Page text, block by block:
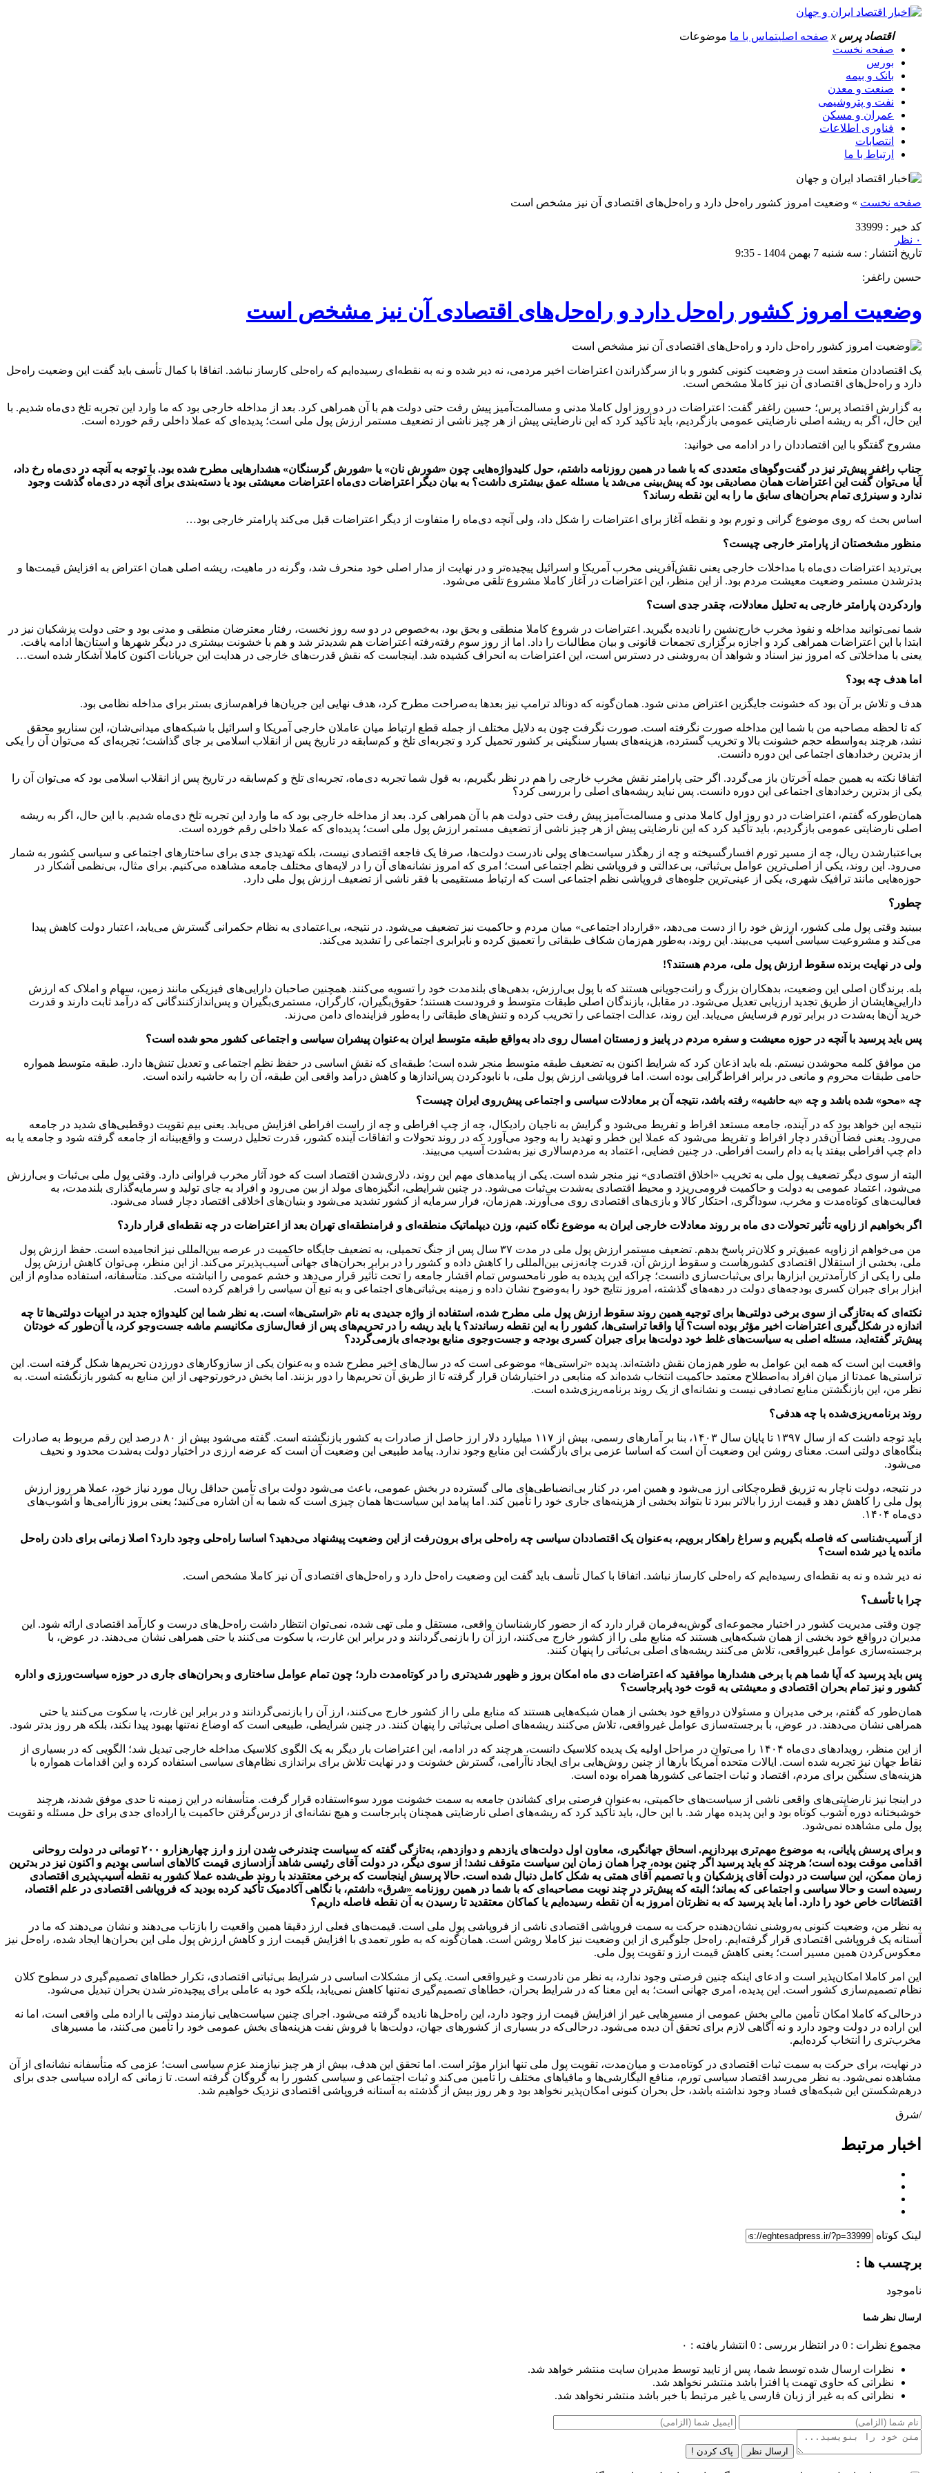
اقتصاد پرس x صفحه اصلیتماس با ما موضوعات
صفحه نخست
بورس
بانک و بیمه
صنعت و معدن
نفت و پتروشیمی
عمران و مسکن
فناوری اطلاعات
انتصابات
ارتباط با ما
صفحه نخست » وضعیت امروز کشور راه‌حل دارد و راه‌حل‌های اقتصادی آن نیز مشخص است
کد خبر : 33999
۰ نظر
تاریخ انتشار : سه شنبه 7 بهمن 1404 - 9:35
حسین راغفر:
وضعیت امروز کشور راه‌حل دارد و راه‌حل‌های اقتصادی آن نیز مشخص است
یک اقتصاددان متعقد است در وضعیت کنونی کشور و با از سرگذراندن اعتراضات اخیر مردمی، نه دیر شده و نه به نقطه‌ای رسیده‌ایم که راه‌حلی کارساز نباشد. اتفاقا با کمال تأسف باید گفت این وضعیت راه‌حل
دارد و راه‌حل‌های اقتصادی آن نیز کاملا مشخص است.
به گزارش اقتصاد پرس؛ حسین راغفر گفت: اعتراضات در دو روز اول کاملا مدنی و مسالمت‌آمیز پیش رفت حتی دولت هم با آن همراهی کرد. بعد از مداخله خارجی بود که ما وارد این تجربه تلخ دی‌ماه شدیم. با
این حال، اگر به ریشه اصلی نارضایتی عمومی بازگردیم، باید تأکید کرد که این نارضایتی پیش از هر چیز ناشی از تضعیف مستمر ارزش پول ملی است؛ پدیده‌ای که عملا داخلی رقم خورده است.
مشروح گفتگو با این اقتصاددان را در ادامه می خوانید:
جناب راغفر پیش‌تر نیز در گفت‌وگوهای متعددی که با شما در همین روزنامه داشتم، حول کلیدواژه‌هایی چون «شورش نان» یا «شورش گرسنگان» هشدارهایی مطرح شده بود. با توجه به آنچه در دی‌ماه رخ داد،
آیا می‌توان گفت این اعتراضات همان مصادیقی بود که پیش‌بینی می‌شد یا مسئله عمق بیشتری داشت؟ به بیان دیگر اعتراضات دی‌ماه اعتراضات معیشتی بود یا دسته‌بندی برای آنچه در دی‌ماه گذشت وجود
ندارد و سینرژی تمام بحران‌های سابق ما را به این نقطه رساند؟
اساس بحث که روی موضوع گرانی و تورم بود و نقطه آغاز برای اعتراضات را شکل داد، ولی آنچه دی‌ماه را متفاوت از دیگر اعتراضات قبل می‌کند پارامتر خارجی بود…
منظور مشخصتان از پارامتر خارجی چیست؟
بی‌تردید اعتراضات دی‌ماه با مداخلات خارجی یعنی نقش‌آفرینی مخرب آمریکا و اسرائیل پیچیده‌تر و در نهایت از مدار اصلی خود منحرف شد، وگرنه در ماهیت، ریشه اصلی همان اعتراض به افزایش قیمت‌ها و
بدترشدن مستمر وضعیت معیشت مردم بود. از این منظر، این اعتراضات در آغاز کاملا مشروع تلقی می‌شود.
واردکردن پارامتر خارجی به تحلیل معادلات، چقدر جدی است؟
شما نمی‌توانید مداخله و نفوذ مخرب خارج‌نشین را نادیده بگیرید. اعتراضات در شروع کاملا منطقی و بحق بود، به‌خصوص در دو سه روز نخست، رفتار معترضان منطقی و مدنی بود و حتی دولت پزشکیان نیز در
ابتدا با این اعتراضات همراهی کرد و اجازه برگزاری تجمعات قانونی و بیان مطالبات را داد. اما از روز سوم رفته‌رفته اعتراضات هم شدیدتر شد و هم با خشونت بیشتری در دیگر شهرها و استان‌ها ادامه یافت.
یعنی با مداخلاتی که امروز نیز اسناد و شواهد آن به‌روشنی در دسترس است، این اعتراضات به انحراف کشیده شد. اینجاست که نقش قدرت‌های خارجی در هدایت این جریانات اکنون کاملا آشکار شده است…
اما هدف چه بود؟
هدف و تلاش بر آن بود که خشونت جایگزین اعتراض مدنی شود. همان‌گونه که دونالد ترامپ نیز بعدها به‌صراحت مطرح کرد، هدف نهایی این جریان‌ها فراهم‌سازی بستر برای مداخله نظامی بود.
که تا لحظه مصاحبه من با شما این مداخله صورت نگرفته است. صورت نگرفت چون به دلایل مختلف از جمله قطع ارتباط میان عاملان خارجی آمریکا و اسرائیل با شبکه‌های میدانی‌شان، این سناریو محقق
نشد، هرچند به‌واسطه حجم خشونت بالا و تخریب گسترده، هزینه‌های بسیار سنگینی بر کشور تحمیل کرد و تجربه‌ای تلخ و کم‌سابقه در تاریخ پس از انقلاب اسلامی بر جای گذاشت؛ تجربه‌ای که می‌توان آن را یکی
از بدترین رخدادهای اجتماعی این دوره دانست.
اتفاقا نکته به همین جمله آخرتان باز می‌گردد. اگر حتی پارامتر نقش مخرب خارجی را هم در نظر بگیریم، به قول شما تجربه دی‌ماه، تجربه‌ای تلخ و کم‌سابقه در تاریخ پس از انقلاب اسلامی بود که می‌توان آن را
یکی از بدترین رخدادهای اجتماعی این دوره دانست. پس نباید ریشه‌های اصلی را بررسی کرد؟
همان‌طورکه گفتم، اعتراضات در دو روز اول کاملا مدنی و مسالمت‌آمیز پیش رفت حتی دولت هم با آن همراهی کرد. بعد از مداخله خارجی بود که ما وارد این تجربه تلخ دی‌ماه شدیم. با این حال، اگر به ریشه
اصلی نارضایتی عمومی بازگردیم، باید تأکید کرد که این نارضایتی پیش از هر چیز ناشی از تضعیف مستمر ارزش پول ملی است؛ پدیده‌ای که عملا داخلی رقم خورده است.
بی‌اعتبارشدن ریال، چه از مسیر تورم افسارگسیخته و چه از رهگذر سیاست‌های پولی نادرست دولت‌ها، صرفا یک فاجعه اقتصادی نیست، بلکه تهدیدی جدی برای ساختارهای اجتماعی و سیاسی کشور به شمار
می‌رود. این روند، یکی از اصلی‌ترین عوامل بی‌ثباتی، بی‌عدالتی و فروپاشی نظم اجتماعی است؛ امری که امروز نشانه‌های آن را در لایه‌های مختلف جامعه مشاهده می‌کنیم. برای مثال، بی‌نظمی آشکار در
حوزه‌هایی مانند ترافیک شهری، یکی از عینی‌ترین جلوه‌های فروپاشی نظم اجتماعی است که ارتباط مستقیمی با فقر ناشی از تضعیف ارزش پول ملی دارد.
چطور؟
ببینید وقتی پول ملی کشور، ارزش خود را از دست می‌دهد، «قرارداد اجتماعی» میان مردم و حاکمیت نیز تضعیف می‌شود. در نتیجه، بی‌اعتمادی به نظام حکمرانی گسترش می‌یابد، اعتبار دولت کاهش پیدا
می‌کند و مشروعیت سیاسی آسیب می‌بیند. این روند، به‌طور هم‌زمان شکاف طبقاتی را تعمیق کرده و نابرابری اجتماعی را تشدید می‌کند.
ولی در نهایت برنده سقوط ارزش پول ملی، مردم هستند؟!
بله. برندگان اصلی این وضعیت، بدهکاران بزرگ و رانت‌جویانی هستند که با پول بی‌ارزش، بدهی‌های بلندمدت خود را تسویه می‌کنند. همچنین صاحبان دارایی‌های فیزیکی مانند زمین، سهام و املاک که ارزش
دارایی‌هایشان از طریق تجدید ارزیابی تعدیل می‌شود. در مقابل، بازندگان اصلی طبقات متوسط و فرودست هستند؛ حقوق‌بگیران، کارگران، مستمری‌بگیران و پس‌اندازکنندگانی که درآمد ثابت دارند و قدرت
خرید آن‌ها به‌شدت در برابر تورم فرسایش می‌یابد. این روند، عدالت اجتماعی را تخریب کرده و تنش‌های طبقاتی را به‌طور فزاینده‌ای دامن می‌زند.
پس باید پرسید با آنچه در حوزه معیشت و سفره مردم در پاییز و زمستان امسال روی داد به‌واقع طبقه متوسط ایران به‌عنوان پیشران سیاسی و اجتماعی کشور محو شده است؟
من موافق کلمه محوشدن نیستم. بله باید اذعان کرد که شرایط اکنون به تضعیف طبقه متوسط منجر شده است؛ طبقه‌ای که نقش اساسی در حفظ نظم اجتماعی و تعدیل تنش‌ها دارد. طبقه متوسط همواره
حامی طبقات محروم و مانعی در برابر افراط‌گرایی بوده است. اما فروپاشی ارزش پول ملی، با نابودکردن پس‌اندازها و کاهش درآمد واقعی این طبقه، آن را به حاشیه رانده است.
چه «محو» شده باشد و چه «به حاشیه» رفته باشد، نتیجه آن بر معادلات سیاسی و اجتماعی پیش‌روی ایران چیست؟
نتیجه این خواهد بود که در آینده، جامعه مستعد افراط و تفریط می‌شود و گرایش به ناجیان رادیکال، چه از چپ افراطی و چه از راست افراطی افزایش می‌یابد. یعنی بیم تقویت دوقطبی‌های شدید در جامعه
می‌رود. یعنی فضا آن‌قدر دچار افراط و تفریط می‌شود که عملا این خطر و تهدید را به وجود می‌آورد که در روند تحولات و اتفاقات آینده کشور، قدرت تحلیل درست و واقع‌بینانه از جامعه گرفته شود و جامعه یا به
دام چپ افراطی بیفتد یا به دام راست افراطی. در چنین فضایی، اعتماد به مردم‌سالاری نیز به‌شدت آسیب می‌بیند.
البته از سوی دیگر تضعیف پول ملی به تخریب «اخلاق اقتصادی» نیز منجر شده است. یکی از پیامدهای مهم این روند، دلاری‌شدن اقتصاد است که خود آثار مخرب فراوانی دارد. وقتی پول ملی بی‌ثبات و بی‌ارزش
می‌شود، اعتماد عمومی به دولت و حاکمیت فرومی‌ریزد و محیط اقتصادی به‌شدت بی‌ثبات می‌شود. در چنین شرایطی، انگیزه‌های مولد از بین می‌رود و افراد به جای تولید و سرمایه‌گذاری بلندمدت، به
فعالیت‌های کوتاه‌مدت و مخرب، سوداگری، احتکار کالا و بازی‌های اقتصادی روی می‌آورند. هم‌زمان، فرار سرمایه از کشور تشدید می‌شود و بنیان‌های اخلاقی اقتصاد دچار فساد می‌شود.
اگر بخواهیم از زاویه تأثیر تحولات دی ماه بر روند معادلات خارجی ایران به موضوع نگاه کنیم، وزن دیپلماتیک منطقه‌ای و فرامنطقه‌ای تهران بعد از اعتراضات در چه نقطه‌ای قرار دارد؟
من می‌خواهم از زاویه عمیق‌تر و کلان‌تر پاسخ بدهم. تضعیف مستمر ارزش پول ملی در مدت ۳۷ سال پس از جنگ تحمیلی، به تضعیف جایگاه حاکمیت در عرصه بین‌المللی نیز انجامیده است. حفظ ارزش پول
ملی، بخشی از استقلال اقتصادی کشورهاست و سقوط ارزش آن، قدرت چانه‌زنی بین‌المللی را کاهش داده و کشور را در برابر بحران‌های جهانی آسیب‌پذیرتر می‌کند. از این منظر، می‌توان کاهش ارزش پول
ملی را یکی از کارآمدترین ابزارها برای بی‌ثبات‌سازی دانست؛ چراکه این پدیده به طور نامحسوس تمام اقشار جامعه را تحت تأثیر قرار می‌دهد و خشم عمومی را انباشته می‌کند. متأسفانه، استفاده مداوم از این
ابزار برای جبران کسری بودجه‌های دولت در دهه‌های گذشته، امروز نتایج خود را به‌وضوح نشان داده و زمینه بی‌ثباتی‌های اجتماعی و به تبع آن سیاسی را فراهم کرده است.
نکته‌ای که به‌تازگی از سوی برخی دولتی‌ها برای توجیه همین روند سقوط ارزش پول ملی مطرح شده، استفاده از واژه جدیدی به نام «تراستی‌ها» است. به نظر شما این کلیدواژه جدید در ادبیات دولتی‌ها تا چه
اندازه در شکل‌گیری اعتراضات اخیر مؤثر بوده است؟ آیا واقعا تراستی‌ها، کشور را به این نقطه رساندند؟ یا باید ریشه را در تحریم‌های پس از فعال‌سازی مکانیسم ماشه جست‌وجو کرد، یا آن‌طور که خودتان
پیش‌تر گفته‌اید، مسئله اصلی به سیاست‌های غلط خود دولت‌ها برای جبران کسری بودجه و جست‌وجوی منابع بودجه‌ای بازمی‌گردد؟
واقعیت این است که همه این عوامل به طور هم‌زمان نقش داشته‌اند. پدیده «تراستی‌ها» موضوعی است که در سال‌های اخیر مطرح شده و به‌عنوان یکی از سازوکارهای دورزدن تحریم‌ها شکل گرفته است. این
تراستی‌ها عمدتا از میان افراد به‌اصطلاح معتمد حاکمیت انتخاب شده‌اند که منابعی در اختیارشان قرار گرفته تا از طریق آن تحریم‌ها را دور بزنند. اما بخش درخورتوجهی از این منابع به کشور بازنگشته است. به
نظر من، این بازنگشتن منابع تصادفی نیست و نشانه‌ای از یک روند برنامه‌ریزی‌شده است.
روند برنامه‌ریزی‌شده با چه هدفی؟
باید توجه داشت که از سال ۱۳۹۷ تا پایان سال ۱۴۰۳، بنا بر آمارهای رسمی، بیش از ۱۱۷ میلیارد دلار ارز حاصل از صادرات به کشور بازنگشته است. گفته می‌شود بیش از ۸۰ درصد این رقم مربوط به صادرات
بنگاه‌های دولتی است. معنای روشن این وضعیت آن است که اساسا عزمی برای بازگشت این منابع وجود ندارد. پیامد طبیعی این وضعیت آن است که عرضه ارزی در اختیار دولت به‌شدت محدود و نحیف
می‌شود.
در نتیجه، دولت ناچار به تزریق قطره‌چکانی ارز می‌شود و همین امر، در کنار بی‌انضباطی‌های مالی گسترده در بخش عمومی، باعث می‌شود دولت برای تأمین حداقل ریال مورد نیاز خود، عملا هر روز ارزش
پول ملی را کاهش دهد و قیمت ارز را بالاتر ببرد تا بتواند بخشی از هزینه‌های جاری خود را تأمین کند. اما پیامد این سیاست‌ها همان چیزی است که شما به آن اشاره می‌کنید؛ یعنی بروز ناآرامی‌ها و آشوب‌های
دی‌ماه ۱۴۰۴.
از آسیب‌شناسی که فاصله بگیریم و سراغ راهکار برویم، به‌عنوان یک اقتصاددان سیاسی چه راه‌حلی برای برون‌رفت از این وضعیت پیشنهاد می‌دهید؟ اساسا راه‌حلی وجود دارد؟ اصلا زمانی برای دادن راه‌حل
مانده یا دیر شده است؟
نه دیر شده و نه به نقطه‌ای رسیده‌ایم که راه‌حلی کارساز نباشد. اتفاقا با کمال تأسف باید گفت این وضعیت راه‌حل دارد و راه‌حل‌های اقتصادی آن نیز کاملا مشخص است.
چرا با تأسف؟
چون وقتی مدیریت کشور در اختیار مجموعه‌ای گوش‌به‌فرمان قرار دارد که از حضور کارشناسان واقعی، مستقل و ملی تهی شده، نمی‌توان انتظار داشت راه‌حل‌های درست و کارآمد اقتصادی ارائه شود. این
مدیران درواقع خود بخشی از همان شبکه‌هایی هستند که منابع ملی را از کشور خارج می‌کنند، ارز آن را بازنمی‌گردانند و در برابر این غارت، یا سکوت می‌کنند یا حتی همراهی نشان می‌دهند. در عوض، با
برجسته‌سازی عوامل غیرواقعی، تلاش می‌کنند ریشه‌های اصلی بی‌ثباتی را پنهان کنند.
پس باید پرسید که آیا شما هم با برخی هشدارها موافقید که اعتراضات دی ماه امکان بروز و ظهور شدیدتری را در کوتاه‌مدت دارد؛ چون تمام عوامل ساختاری و بحران‌های جاری در حوزه سیاست‌ورزی و اداره
کشور و نیز تمام بحران اقتصادی و معیشتی به قوت خود پابرجاست؟
همان‌طور که گفتم، برخی مدیران و مسئولان درواقع خود بخشی از همان شبکه‌هایی هستند که منابع ملی را از کشور خارج می‌کنند، ارز آن را بازنمی‌گردانند و در برابر این غارت، یا سکوت می‌کنند یا حتی
همراهی نشان می‌دهند. در عوض، با برجسته‌سازی عوامل غیرواقعی، تلاش می‌کنند ریشه‌های اصلی بی‌ثباتی را پنهان کنند. در چنین شرایطی، طبیعی است که اوضاع نه‌تنها بهبود پیدا نکند، بلکه هر روز بدتر شود.
از این منظر، رویدادهای دی‌ماه ۱۴۰۴ را می‌توان در مراحل اولیه یک پدیده کلاسیک دانست، هرچند که در ادامه، این اعتراضات بار دیگر به یک الگوی کلاسیک مداخله خارجی تبدیل شد؛ الگویی که در بسیاری از
نقاط جهان نیز تجربه شده است. ایالات متحده آمریکا بارها از چنین روش‌هایی برای ایجاد ناآرامی، گسترش خشونت و در نهایت تلاش برای براندازی نظام‌های سیاسی استفاده کرده و این اقدامات همواره با
هزینه‌های سنگین برای مردم، اقتصاد و ثبات اجتماعی کشورها همراه بوده است.
در اینجا نیز نارضایتی‌های واقعی ناشی از سیاست‌های حاکمیتی، به‌عنوان فرصتی برای کشاندن جامعه به سمت خشونت مورد سوءاستفاده قرار گرفت. متأسفانه در این زمینه تا حدی موفق شدند، هرچند
خوشبختانه دوره آشوب کوتاه بود و این پدیده مهار شد. با این حال، باید تأکید کرد که ریشه‌های اصلی نارضایتی همچنان پابرجاست و هیچ نشانه‌ای از درس‌گرفتن حاکمیت یا اراده‌ای جدی برای حل مسئله و تقویت
پول ملی مشاهده نمی‌شود.
و برای پرسش پایانی، به موضوع مهم‌تری بپردازیم. اسحاق جهانگیری، معاون اول دولت‌های یازدهم و دوازدهم، به‌تازگی گفته که سیاست چندنرخی شدن ارز و ارز چهارهزارو ۲۰۰ تومانی در دولت روحانی
اقدامی موقت بوده است؛ هرچند که باید پرسید اگر چنین بوده، چرا همان زمان این سیاست متوقف نشد! از سوی دیگر، در دولت آقای رئیسی شاهد آزادسازی قیمت کالاهای اساسی بودیم و اکنون نیز در بدترین
زمان ممکن، این سیاست در دولت آقای پزشکیان و با تصمیم آقای همتی به شکل کامل دنبال شده است. حالا پرسش اینجاست که برخی معتقدند با روند طی‌شده عملا کشور به نقطه آسیب‌پذیری اقتصادی
رسیده است و حالا سیاسی و اجتماعی که بماند؛ البته که پیش‌تر در چند نوبت مصاحبه‌ای که با شما در همین روزنامه «شرق» داشتم، با نگاهی آکادمیک تأکید کرده بودید که فروپاشی اقتصادی در علم اقتصاد،
اقتضائات خاص خود را دارد. اما باید پرسید که به نظرتان امروز به آن نقطه رسیده‌ایم یا کماکان معتقدید تا رسیدن به آن نقطه فاصله داریم؟
به نظر من، وضعیت کنونی به‌روشنی نشان‌دهنده حرکت به سمت فروپاشی اقتصادی ناشی از فروپاشی پول ملی است. قیمت‌های فعلی ارز دقیقا همین واقعیت را بازتاب می‌دهند و نشان می‌دهند که ما در
آستانه یک فروپاشی اقتصادی قرار گرفته‌ایم. راه‌حل جلوگیری از این وضعیت نیز کاملا روشن است. همان‌گونه که به طور تعمدی با افزایش قیمت ارز و کاهش ارزش پول ملی این بحران‌ها ایجاد شده، راه‌حل نیز
معکوس‌کردن همین مسیر است؛ یعنی کاهش قیمت ارز و تقویت پول ملی.
این امر کاملا امکان‌پذیر است و ادعای اینکه چنین فرصتی وجود ندارد، به نظر من نادرست و غیرواقعی است. یکی از مشکلات اساسی در شرایط بی‌ثباتی اقتصادی، تکرار خطاهای تصمیم‌گیری در سطوح کلان
نظام تصمیم‌سازی کشور است. این پدیده، امری جهانی است؛ به این معنا که در شرایط بحران، خطاهای تصمیم‌گیری نه‌تنها کاهش نمی‌یابد، بلکه خود به عاملی برای پیچیده‌تر شدن بحران تبدیل می‌شود.
درحالی‌که کاملا امکان تأمین مالی بخش عمومی از مسیرهایی غیر از افزایش قیمت ارز وجود دارد، این راه‌حل‌ها نادیده گرفته می‌شود. اجرای چنین سیاست‌هایی نیازمند دولتی با اراده ملی واقعی است، اما نه
این اراده در دولت وجود دارد و نه آگاهی لازم برای تحقق آن دیده می‌شود. درحالی‌که در بسیاری از کشورهای جهان، دولت‌ها با فروش نفت هزینه‌های بخش عمومی خود را تأمین می‌کنند، ما مسیرهای
مخرب‌تری را انتخاب کرده‌ایم.
در نهایت، برای حرکت به سمت ثبات اقتصادی در کوتاه‌مدت و میان‌مدت، تقویت پول ملی تنها ابزار مؤثر است. اما تحقق این هدف، بیش از هر چیز نیازمند عزم سیاسی است؛ عزمی که متأسفانه نشانه‌ای از آن
مشاهده نمی‌شود. به نظر می‌رسد اقتصاد سیاسی تورم، منافع الیگارشی‌ها و مافیاهای مختلف را تأمین می‌کند و ثبات اجتماعی و سیاسی کشور را به گروگان گرفته است. تا زمانی که اراده سیاسی جدی برای
درهم‌شکستن این شبکه‌های فساد وجود نداشته باشد، حل بحران کنونی امکان‌پذیر نخواهد بود و هر روز بیش از گذشته به آستانه فروپاشی اقتصادی نزدیک خواهیم شد.
/شرق
اخبار مرتبط
لینک کوتاه
برچسب ها :
ناموجود
ارسال نظر شما
مجموع نظرات : 0 در انتظار بررسی : 0 انتشار یافته : ۰
نظرات ارسال شده توسط شما، پس از تایید توسط مدیران سایت منتشر خواهد شد.
نظراتی که حاوی تهمت یا افترا باشد منتشر نخواهد شد.
نظراتی که به غیر از زبان فارسی یا غیر مرتبط با خبر باشد منتشر نخواهد شد.
ارسال نظر پاک کردن !